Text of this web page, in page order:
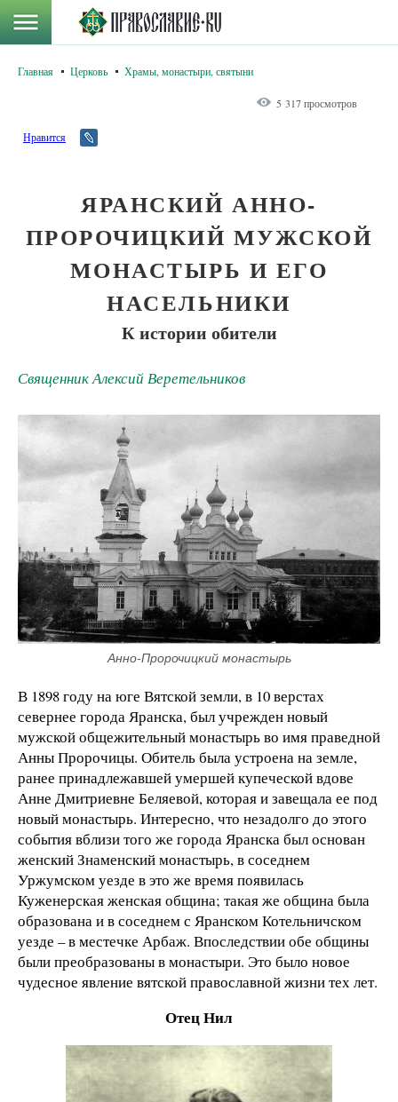
Главная Церковь Храмы, монастыри, святыни
5 317 просмотров
Нравится
ЯРАНСКИЙ АННО-
ПРОРОЧИЦКИЙ МУЖСКОЙ
МОНАСТЫРЬ И ЕГО
НАСЕЛЬНИКИ
К истории обители
Священник Алексий Веретельников
Анно-Пророчицкий монастырь
В 1898 году на юге Вятской земли, в 10 верстах
севернее города Яранска, был учрежден новый
мужской общежительный монастырь во имя праведной
Анны Пророчицы. Обитель была устроена на земле,
ранее принадлежавшей умершей купеческой вдове
Анне Дмитриевне Беляевой, которая и завещала ее под
новый монастырь. Интересно, что незадолго до этого
события вблизи того же города Яранска был основан
женский Знаменский монастырь, в соседнем
Уржумском уезде в это же время появилась
Куженерская женская община; такая же община была
образована и в соседнем с Яранском Котельничском
уезде – в местечке Арбаж. Впоследствии обе общины
были преобразованы в монастыри. Это было новое
чудесное явление вятской православной жизни тех лет.
Отец Нил